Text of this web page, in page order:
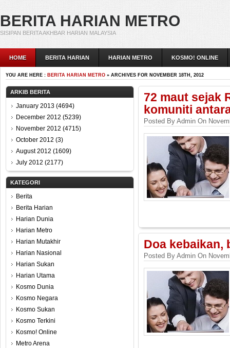
BERITA HARIAN METRO
SISIPAN BERITA AKHBAR HARIAN MALAYSIA
HOME BERITA HARIAN HARIAN METRO KOSMO! ONLINE
YOU ARE HERE : BERITA HARIAN METRO » ARCHIVES FOR NOVEMBER 18TH, 2012
ARKIB BERITA
January 2013 (4694)
December 2012 (5239)
November 2012 (4715)
October 2012 (3)
August 2012 (1609)
July 2012 (2177)
KATEGORI
Berita
Berita Harian
Harian Dunia
Harian Metro
Harian Mutakhir
Harian Nasional
Harian Sukan
Harian Utama
Kosmo Dunia
Kosmo Negara
Kosmo Sukan
Kosmo Terkini
Kosmo! Online
Metro Arena
72 maut sejak
komuniti
Posted By Admin On
Doa kebaikan,
Posted By Admin On